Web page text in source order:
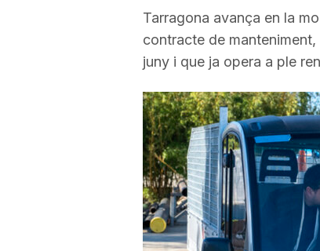
e
T
a
r
r
Tarragona avança en la
contracte de
juny i que ja opera a ple